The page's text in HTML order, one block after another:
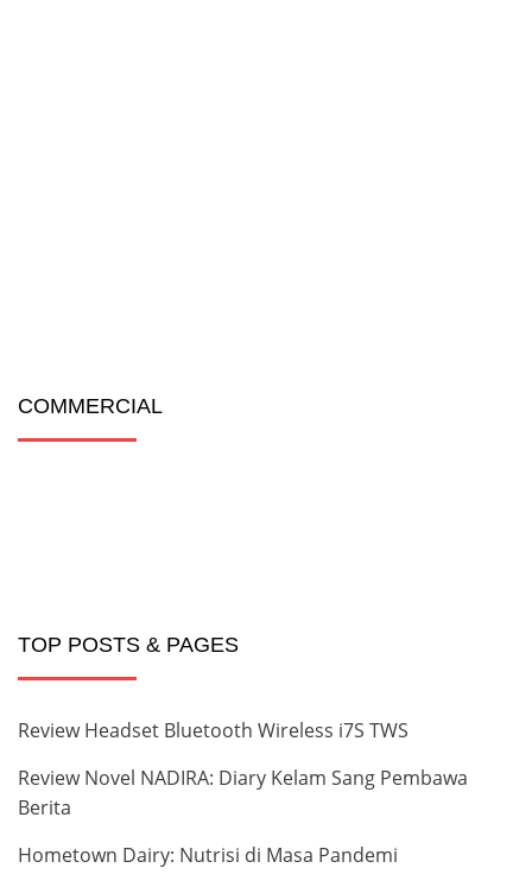
COMMERCIAL
TOP POSTS & PAGES
Review Headset Bluetooth Wireless i7S TWS
Review Novel NADIRA: Diary Kelam Sang Pembawa
Berita
Hometown Dairy: Nutrisi di Masa Pandemi